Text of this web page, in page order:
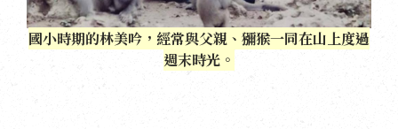
國小時期的林美吟，經常與父親、獼猴一同在山上度過
週末時光。